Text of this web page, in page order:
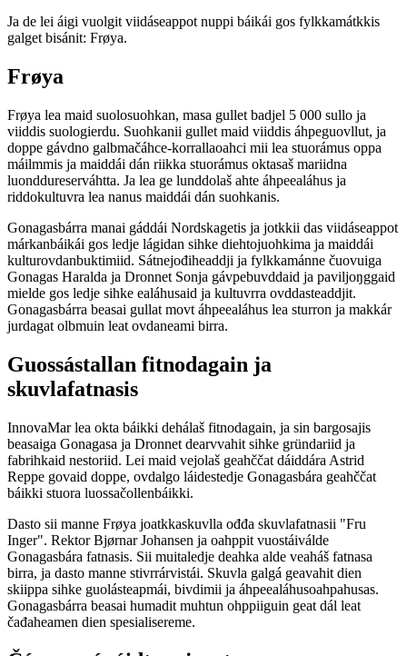
Ja de lei áigi vuolgit viidáseappot nuppi báikái gos fylkkamátkkis
galget bisánit: Frøya.
Frøya
Frøya lea maid suolosuohkan, masa gullet badjel 5 000 sullo ja
viiddis suologierdu. Suohkanii gullet maid viiddis áhpeguovllut, ja
doppe gávdno galbmačáhce-korrallaoahci mii lea stuorámus oppa
máilmmis ja maiddái dán riikka stuorámus oktasaš mariidna
luonddureserváhtta. Ja lea ge lunddolaš ahte áhpeealáhus ja
riddokultuvra lea nanus maiddái dán suohkanis.
Gonagasbárra manai gáddái Nordskagetis ja jotkkii das viidáseappot
márkanbáikái gos ledje lágidan sihke diehtojuohkima ja maiddái
kulturovdanbuktimiid. Sátnejođiheaddji ja fylkkamánne čuovuiga
Gonagas Haralda ja Dronnet Sonja gávpebuvddaid ja paviljoŋggaid
mielde gos ledje sihke ealáhusaid ja kultuvrra ovddasteaddjit.
Gonagasbárra beasai gullat movt áhpeealáhus lea sturron ja makkár
jurdagat olbmuin leat ovdaneami birra.
Guossástallan fitnodagain ja
skuvlafatnasis
InnovaMar lea okta báikki dehálaš fitnodagain, ja sin bargosajis
beasaiga Gonagasa ja Dronnet dearvvahit sihke gründariid ja
fabrihkaid nestoriid. Lei maid vejolaš geahččat dáiddára Astrid
Reppe govaid doppe, ovdalgo láidestedje Gonagasbára geahččat
báikki stuora luossačollenbáikki.
Dasto sii manne Frøya joatkkaskuvlla ođđa skuvlafatnasii "Fru
Inger". Rektor Bjørnar Johansen ja oahppit vuostáiválde
Gonagasbára fatnasis. Sii muitaledje deahka alde veaháš fatnasa
birra, ja dasto manne stivrrárvistái. Skuvla galgá geavahit dien
skiippa sihke guolásteapmái, bivdimii ja áhpeealáhusoahpahusas.
Gonagasbárra beasai humadit muhtun ohppiiguin geat dál leat
čađaheamen dien spesialisereme.